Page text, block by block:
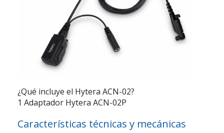
¿Qué incluye el Hytera ACN-02?
1 Adaptador Hytera ACN-02P
Características técnicas y mecánicas